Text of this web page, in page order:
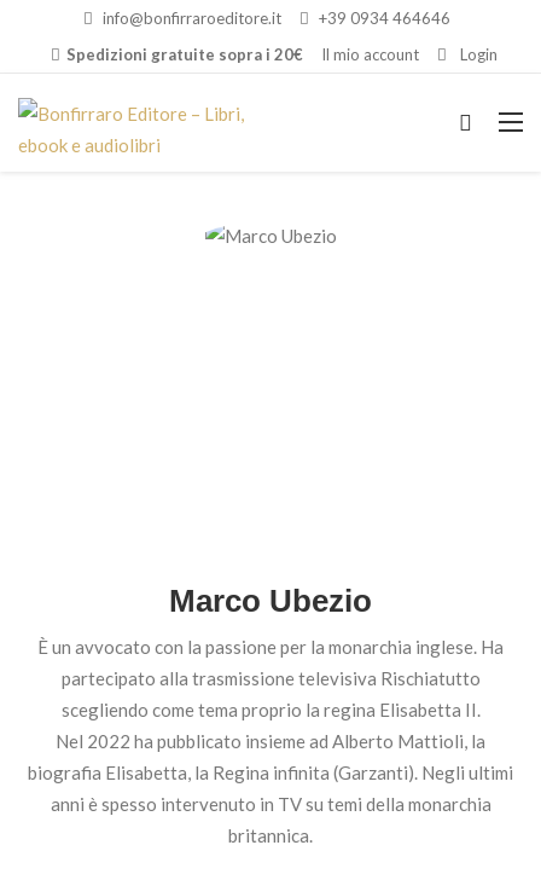
info@bonfirraroeditore.it
+39 0934 464646
Spedizioni gratuite sopra i 20€
Il mio account Login
Marco Ubezio
È un avvocato con la passione per la monarchia inglese. Ha
partecipato alla trasmissione televisiva Rischiatutto
scegliendo come tema proprio la regina Elisabetta II.
Nel 2022 ha pubblicato insieme ad Alberto Mattioli, la
biografia Elisabetta, la Regina infinita (Garzanti). Negli ultimi
anni è spesso intervenuto in TV su temi della monarchia
britannica.